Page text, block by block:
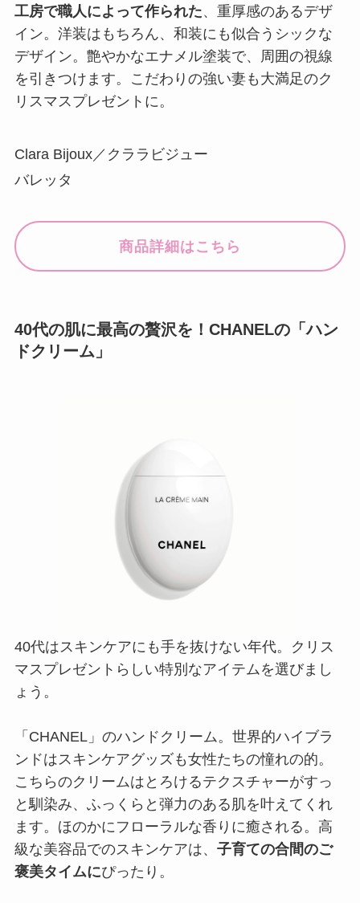
工房で職人によって作られた、重厚感のあるデザ
イン。洋装はもちろん、和装にも似合うシックな
デザイン。艶やかなエナメル塗装で、周囲の視線
を引きつけます。こだわりの強い妻も大満足のク
リスマスプレゼントに。
Clara Bijoux／クララビジュー
バレッタ
商品詳細はこちら
40代の肌に最高の贅沢を！CHANELの「ハン
ドクリーム」
40代はスキンケアにも手を抜けない年代。クリス
マスプレゼントらしい特別なアイテムを選びまし
ょう。
「CHANEL」のハンドクリーム。世界的ハイブラ
ンドはスキンケアグッズも女性たちの憧れの的。
こちらのクリームはとろけるテクスチャーがすっ
と馴染み、ふっくらと弾力のある肌を叶えてくれ
ます。ほのかにフローラルな香りに癒される。高
級な美容品でのスキンケアは、 子育ての合間のご
褒美タイムにぴったり。